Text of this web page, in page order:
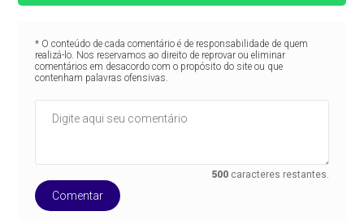
* O conteúdo de cada comentário é de responsabilidade de quem
realizá-lo. Nos reservamos ao direito de reprovar ou eliminar
comentários em desacordo com o propósito do site ou que
contenham palavras ofensivas.
500 caracteres restantes.
Comentar